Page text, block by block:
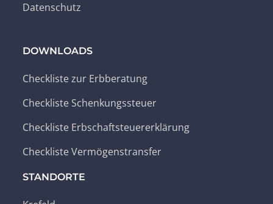
Datenschutz
DOWNLOADS
Checkliste zur Erbberatung
Checkliste Schenkungssteuer
Checkliste Erbschaftsteuererklärung
Checkliste Vermögenstransfer
STANDORTE